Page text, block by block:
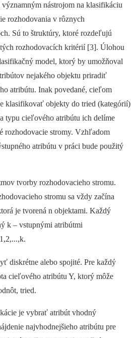
nástrojom na klasifikáciu
rozhodovania v rôznych
Sú to štruktúry, ktoré rozdeľujú
rozhodovacích kritérií [3]. Úlohou
model, ktorý by umožňoval
nejakého objektu priradiť
atribútu. Inak povedané, cieľom
klasifikovať objekty do tried (kategórií)
typu cieľového atribútu ich delíme
rozhodovacie stromy. Vzhľadom
atribútu v práci bude použitý
tvorby rozhodovacieho stromu.
stromu sa vždy začína
je tvorená n objektami. Každý
k –⁠ vstupnými atribútmi
diskrétne alebo spojité. Pre každý
cieľového atribútu Y, ktorý môže
tried.
je vybrať atribút vhodný
najvhodnejšieho atribútu pre